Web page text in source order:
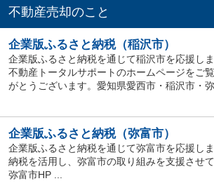
不動産売却のこと
企業版ふるさと納税（稲沢市）
企業版ふるさと納税を通じて稲沢市を応援し
不動産トータルサポートのホームページをご
がとうございます。愛知県愛西市・稲沢市・弥
企業版ふるさと納税（弥富市）
企業版ふるさと納税を通じて弥富市を応援し
納税を活用し、弥富市の取り組みを支援させ
弥富市HP ...